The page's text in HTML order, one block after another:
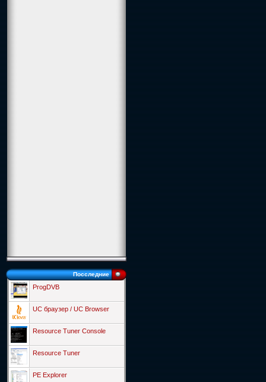
Посследние
ProgDVB
UC браузер / UC Browser
Resource Tuner Console
Resource Tuner
PE Explorer